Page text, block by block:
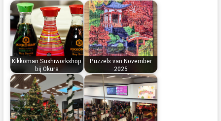
Kikkoman Sushiworkshop
bij Okura
Puzzels van November
2025